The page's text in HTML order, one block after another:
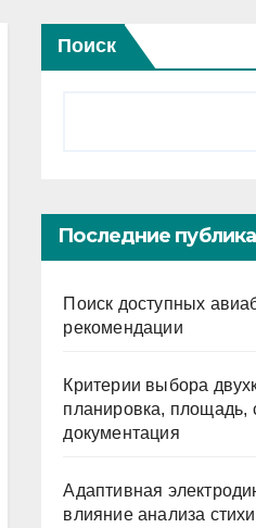
Поиск
Последние
Поиск доступных
рекомендации
Критерии выбора
планировка, площадь,
документация
Адаптивная
влияние анализа